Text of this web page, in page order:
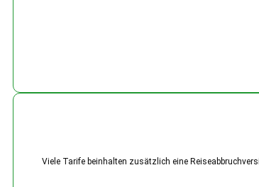
Viele Tarife beinhalten zusätzlich eine